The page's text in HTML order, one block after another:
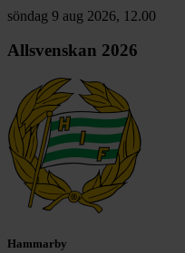
söndag 9 aug 2026, 12.00
Allsvenskan 2026
Hammarby